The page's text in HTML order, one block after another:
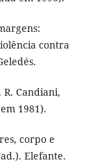
contra
R. Candiani,
1981).
corpo e
Elefante.